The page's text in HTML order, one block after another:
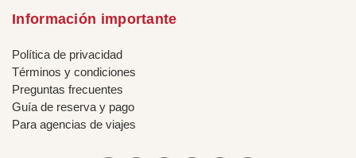
Información importante
Política de privacidad
Términos y condiciones
Preguntas frecuentes
Guía de reserva y pago
Para agencias de viajes